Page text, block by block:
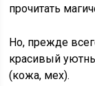
прочитать
Но, прежде
красивый
(кожа, мех).